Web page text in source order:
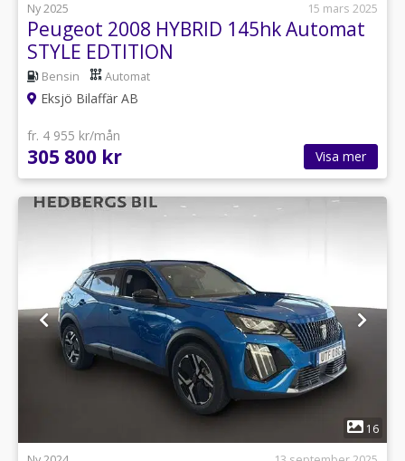
Ny 2025
15 mars 2025
Peugeot 2008 HYBRID 145hk Automat
STYLE EDTITION
Bensin Automat
Eksjö Bilaffär AB
fr. 4 955 kr/mån
305 800 kr Visa mer
16